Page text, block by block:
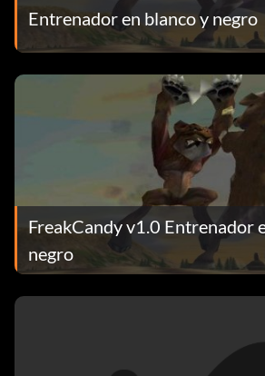
Entrenador en blanco y negro
FreakCandy v1.0 Entrenador
negro